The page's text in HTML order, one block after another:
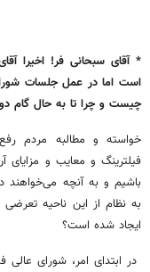
* آقای سبحانی فر! اخیرا
است اما در عمل جلسات
چیست و چرا تا به حال گام
خواسته و مطالبه مردم
فیلترینگ و معایب و
باشیم و به آنچه می‌خواهند
به نظام از این ناحیه تعرضی
ایجاد شده است؟
در ابتدای امر، شورای